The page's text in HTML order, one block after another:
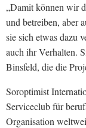
„Damit können wir
und betreiben, aber
sie sich etwas dazu
auch ihr Verhalten.
Binsfeld, die die
Soroptimist
Serviceclub für
Organisation